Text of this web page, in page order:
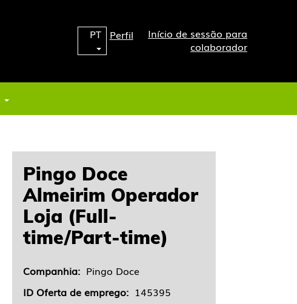
PT Perfil
Início de sessão para
colaborador
Pingo Doce
Almeirim Operador
Loja (Full-
time/Part-time)
Companhia: Pingo Doce
ID Oferta de emprego: 145395